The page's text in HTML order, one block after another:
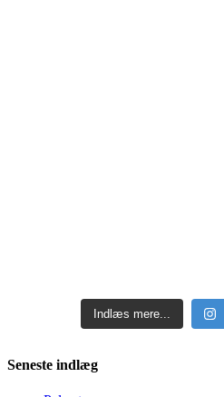
Indlæs mere...
Seneste indlæg